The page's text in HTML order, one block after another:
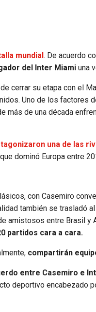
mundial. De acuerdo
del Inter Miami una
cerrar su etapa con el
Uno de los
más de una década
una de las
dominó Europa entre
con Casemiro
también se trasladó
amistosos entre Brasil y
partidos cara a cara.
compartirán
entre Casemiro e
deportivo encabezado